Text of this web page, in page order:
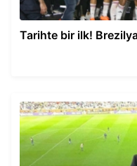
Tarihte bir ilk!